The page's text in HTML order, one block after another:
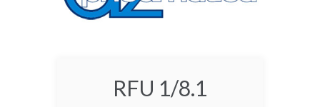
RFU 1/8.1